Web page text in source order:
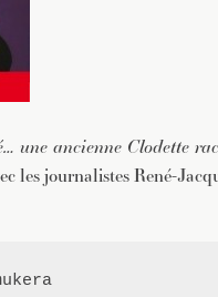
une ancienne Clodette
les journalistes René-